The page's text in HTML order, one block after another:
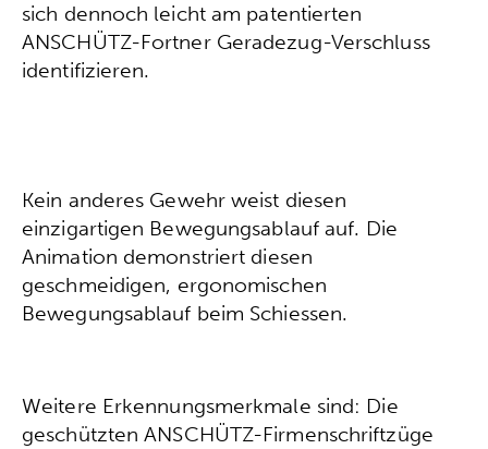
sich dennoch leicht am patentierten
ANSCHÜTZ-Fortner Geradezug-Verschluss
identifizieren.
Kein anderes Gewehr weist diesen
einzigartigen Bewegungsablauf auf. Die
Animation demonstriert diesen
geschmeidigen, ergonomischen
Bewegungsablauf beim Schiessen.
Weitere Erkennungsmerkmale sind: Die
geschützten ANSCHÜTZ-Firmenschriftzüge